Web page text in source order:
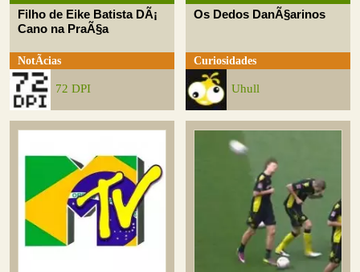
Filho de Eike Batista DÃ¡
Cano na PraÃ§a
NotÃ­cias
72 DPI
Os Dedos DanÃ§arinos
Curiosidades
Uhull